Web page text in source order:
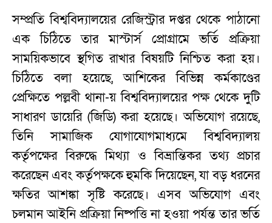
সম্প্রতি বিশ্ববিদ্যালয়ের রেজিস্ট্রার দপ্তর থেকে পাঠানো
এক চিঠিতে তার মাস্টার্স প্রোগ্রামে ভর্তি প্রক্রিয়া
সাময়িকভাবে স্থগিত রাখার বিষয়টি নিশ্চিত করা হয়।
চিঠিতে বলা হয়েছে, আশিকের বিভিন্ন কর্মকাণ্ডের
প্রেক্ষিতে পল্লবী থানা-য় বিশ্ববিদ্যালয়ের পক্ষ থেকে দুটি
সাধারণ ডায়েরি (জিডি) করা হয়েছে। অভিযোগ রয়েছে,
তিনি সামাজিক যোগাযোগমাধ্যমে বিশ্ববিদ্যালয়
কর্তৃপক্ষের বিরুদ্ধে মিথ্যা ও বিভ্রান্তিকর তথ্য প্রচার
করেছেন এবং কর্তৃপক্ষকে হুমকি দিয়েছেন, যা বড় ধরনের
ক্ষতির আশঙ্কা সৃষ্টি করেছে। এসব অভিযোগ এবং
চলমান আইনি প্রক্রিয়া নিষ্পত্তি না হওয়া পর্যন্ত তার ভর্তি